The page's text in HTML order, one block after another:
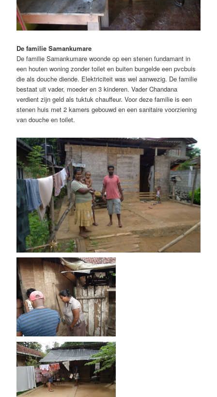
De familie Samankumare
De familie Samankumare woonde op een stenen fundamant in
een houten woning zonder toilet en buiten bungelde een pvcbuis
die als douche diende. Elektriciteit was wel aanwezig. De familie
bestaat uit vader, moeder en 3 kinderen. Vader Chandana
verdient zijn geld als tuktuk chauffeur. Voor deze familie is een
stenen huis met 2 kamers gebouwd en een sanitaire voorziening
van douche en toilet.